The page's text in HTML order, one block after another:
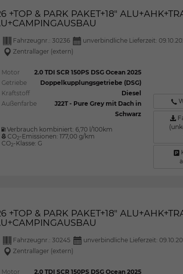
+TOP & PARK PAKET+18"
Fahrzeugnr.: 30236 unverbindliche Lieferzeit:
Zentrallager (extern)
Motor
2.0 TDI SCR 150PS DSG Ocean 2025
Getriebe
Doppelkupplungsgetriebe (DSG)
Kraftstoff
Diesel
Außenfarbe
J22T - Pure Grey mit Dach in
Schwarz
Verbrauch kombiniert: 6,70 l/100km
CO2-Emissionen: 177,00 g/km
CO2-Klasse: G
+TOP & PARK PAKET+18"
Fahrzeugnr.: 30245 unverbindliche Lieferzeit:
Zentrallager (extern)
Motor
2.0 TDI SCR 150PS DSG Ocean 2025